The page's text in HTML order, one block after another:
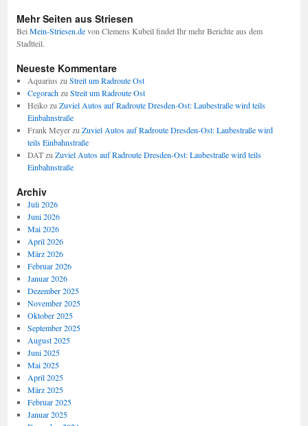
Mehr Seiten aus Striesen
Bei Mein-Striesen.devon Clemens Kubeil findet Ihr mehr Berichte aus dem
Stadtteil.
Neueste Kommentare
Aquarius zu Streit um Radroute Ost
Cegorachzu Streit um Radroute Ost
Heikozu Zuviel Autos auf Radroute Dresden-Ost: Laubestraße wird teils
Einbahnstraße
Frank Meyerzu Zuviel Autos auf Radroute Dresden-Ost: Laubestraße wird
teils Einbahnstraße
DATzu Zuviel Autos auf Radroute Dresden-Ost: Laubestraße wird teils
Einbahnstraße
Archiv
Juli 2026
Juni 2026
Mai 2026
April 2026
März 2026
Februar 2026
Januar 2026
Dezember 2025
November 2025
Oktober 2025
September 2025
August 2025
Juni 2025
Mai 2025
April 2025
März 2025
Februar 2025
Januar 2025